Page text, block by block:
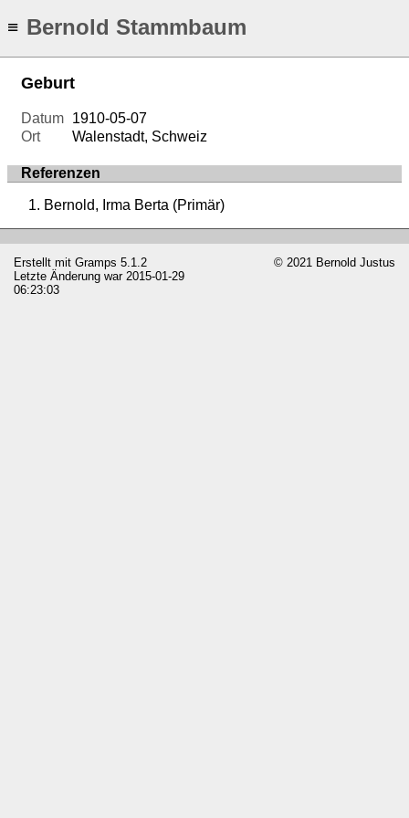
≡ Bernold Stammbaum
Geburt
Datum 1910-05-07
Ort
Walenstadt, Schweiz
Referenzen
Bernold, Irma Berta (Primär)
Erstellt mit Gramps 5.1.2
Letzte Änderung war 2015-01-29
06:23:03
© 2021 Bernold Justus